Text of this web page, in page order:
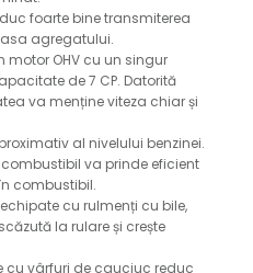
foarte bine transmiterea
agregatului.
motor OHV cu un singur
de 7 CP. Datorită
va menține viteza chiar și
al nivelului benzinei.
va prinde eficient
combustibil.
cu rulmenți cu bile,
la rulare și crește
cu vârfuri de cauciuc reduc